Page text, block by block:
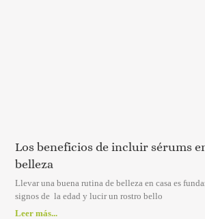
Los beneficios de incluir sérums
belleza
Llevar una buena rutina de belleza en casa es
signos de la edad y lucir un rostro bello
Leer más...